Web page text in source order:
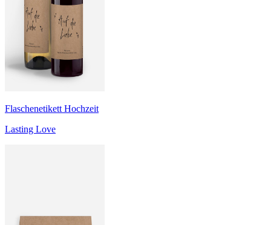
Flaschenetikett Hochzeit
Lasting Love